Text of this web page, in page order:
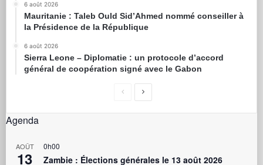
6 août 2026
Mauritanie : Taleb Ould Sid’Ahmed nommé conseiller à
la Présidence de la République
6 août 2026
Sierra Leone – Diplomatie : un protocole d’accord
général de coopération signé avec le Gabon
Agenda
AOÛT
13
0h00
Zambie : Élections générales le 13 août 2026